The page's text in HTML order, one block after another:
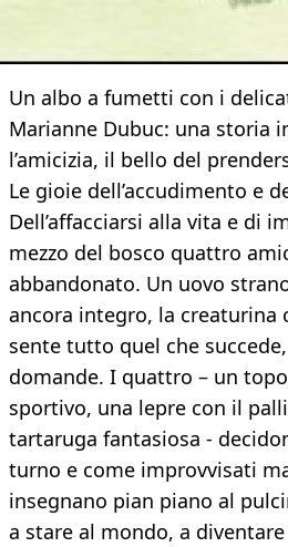
Un albo a fumetti con i
Marianne Dubuc: una storia
l’amicizia, il bello del
Le gioie dell’accudimento e
Dell’affacciarsi alla vita e di
mezzo del bosco quattro
abbandonato. Un uovo
ancora integro, la creaturina
sente tutto quel che
domande. I quattro – un
sportivo, una lepre con il
tartaruga fantasiosa -
turno e come improvvisati
insegnano pian piano al
a stare al mondo, a